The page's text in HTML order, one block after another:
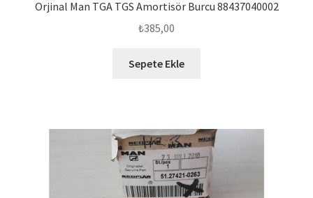
Orjinal Man TGA TGS Amortisör Burcu 88437040002
₺385,00
Sepete Ekle